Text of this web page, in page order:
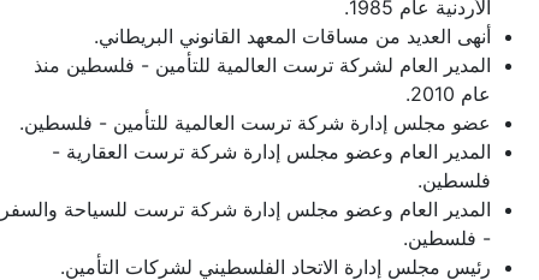
الأردنية عام 1985.
أنهى العديد من مساقات المعهد القانوني البريطاني.
المدير العام لشركة ترست العالمية للتأمين - فلسطين منذ
عام 2010.
عضو مجلس إدارة شركة ترست العالمية للتأمين - فلسطين.
المدير العام وعضو مجلس إدارة شركة ترست العقارية -
فلسطين.
المدير العام وعضو مجلس إدارة شركة ترست للسياحة والسفر
- فلسطين.
رئيس مجلس إدارة الاتحاد الفلسطيني لشركات التأمين.